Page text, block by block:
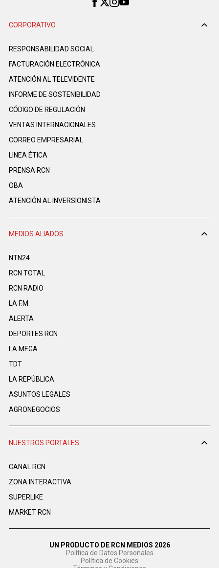
CORPORATIVO
RESPONSABILIDAD SOCIAL
FACTURACIÓN ELECTRÓNICA
ATENCIÓN AL TELEVIDENTE
INFORME DE SOSTENIBILIDAD
CÓDIGO DE REGULACIÓN
VENTAS INTERNACIONALES
CORREO EMPRESARIAL
LINEA ÉTICA
PRENSA RCN
OBA
ATENCIÓN AL INVERSIONISTA
MEDIOS ALIADOS
NTN24
RCN TOTAL
RCN RADIO
LA F.M.
ALERTA
DEPORTES RCN
LA MEGA
TDT
LA REPÚBLICA
ASUNTOS LEGALES
AGRONEGOCIOS
NUESTROS PORTALES
CANAL RCN
ZONA INTERACTIVA
SUPERLIKE
MARKET RCN
UN PRODUCTO DE RCN MEDIOS 2026
Política de Datos Personales
Política de Cookies